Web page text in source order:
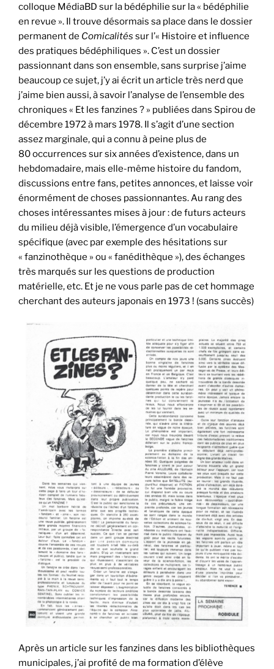
colloque MédiaBD sur la bédéphilie sur la « bédéphilie
en revue ». Il trouve désormais sa place dans le dossier
permanent de Comicalités sur l’« Histoire et influence
des pratiques bédéphiliques ». C’est un dossier
passionnant dans son ensemble, sans surprise j’aime
beaucoup ce sujet, j’y ai écrit un article très nerd que
j’aime bien aussi, à savoir l’analyse de l’ensemble des
chroniques « Et les fanzines ? » publiées dans Spirou de
décembre 1972 à mars 1978. Il s’agit d’une section
assez marginale, qui a connu à peine plus de
80 occurrences sur six années d’existence, dans un
hebdomadaire, mais elle-même histoire du fandom,
discussions entre fans, petites annonces, et laisse voir
énormément de choses passionnantes. Au rang des
choses intéressantes mises à jour : de futurs acteurs
du milieu déjà visible, l’émergence d’un vocabulaire
spécifique (avec par exemple des hésitations sur
« fanzinothèque » ou « fanédithèque »), des échanges
très marqués sur les questions de production
matérielle, etc. Et je ne vous parle pas de cet hommage
cherchant des auteurs japonais en 1973 ! (sans succès)
Après un article sur les fanzines dans les bibliothèques
municipales, j’ai profité de ma formation d’élève